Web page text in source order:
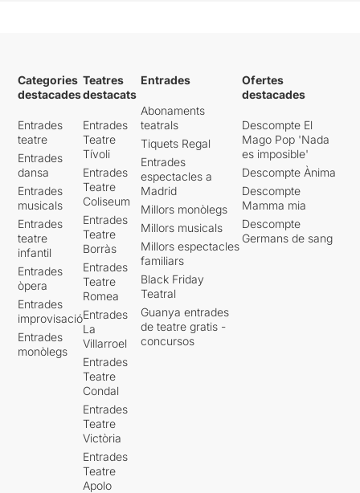
Categories
destacades
Entrades
teatre
Entrades
dansa
Entrades
musicals
Entrades
teatre
infantil
Entrades
òpera
Entrades
improvisació
Entrades
monòlegs
Teatres
destacats
Entrades
Teatre
Tívoli
Entrades
Teatre
Coliseum
Entrades
Teatre
Borràs
Entrades
Teatre
Romea
Entrades
La
Villarroel
Entrades
Teatre
Condal
Entrades
Teatre
Victòria
Entrades
Teatre
Apolo
Entrades
Abonaments
teatrals
Tiquets Regal
Entrades
espectacles a
Madrid
Millors monòlegs
Millors musicals
Millors espectacles
familiars
Black Friday
Teatral
Guanya entrades
de teatre gratis -
concursos
Ofertes
destacades
Descompte El
Mago Pop 'Nada
es imposible'
Descompte Ànima
Descompte
Mamma mia
Descompte
Germans de sang